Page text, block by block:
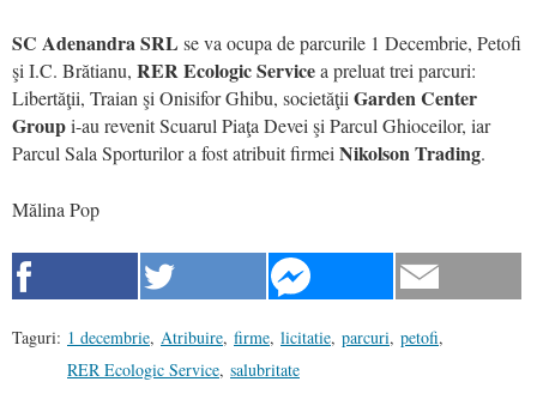
SC Adenandra SRL se va ocupa de parcurile 1 Decembrie, Petofi
şi I.C. Brătianu, RER Ecologic Servicea preluat trei parcuri:
Libertăţii, Traian şi Onisifor Ghibu, societăţii Garden Center
Groupi-au revenit Scuarul Piaţa Devei şi Parcul Ghioceilor, iar
Parcul Sala Sporturilor a fost atribuit firmei Nikolson Trading.
Mălina Pop
Taguri: 1 decembrie, Atribuire, firme, licitatie, parcuri, petofi,
RER Ecologic Service, salubritate